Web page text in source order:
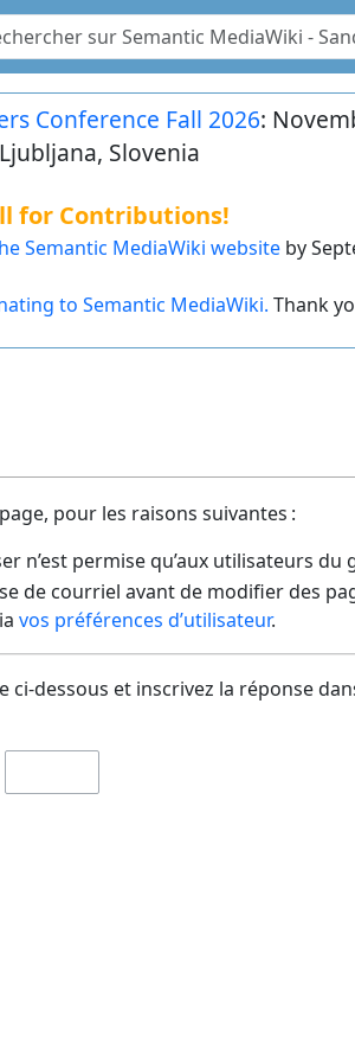
Conference Fall 2026:
Ljubljana, Slovenia
for Contributions!
Semantic MediaWiki websiteby
to Semantic MediaWiki. Thank
pour les raisons suivantes :
n’est permise qu’aux utilisateurs du
de courriel avant de modifier des
vos préférences d’utilisateur.
dessous et inscrivez la réponse